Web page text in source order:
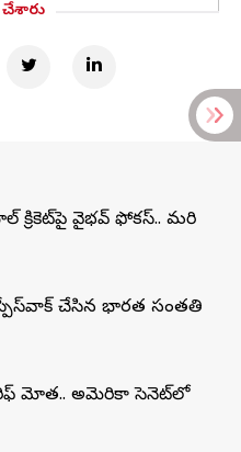
చేశారు
క్రికెట్‌పై వైభవ్ ఫోకస్.. మరి
చేసిన భారత సంతతి
మోత.. అమెరికా సెనెట్‌లో